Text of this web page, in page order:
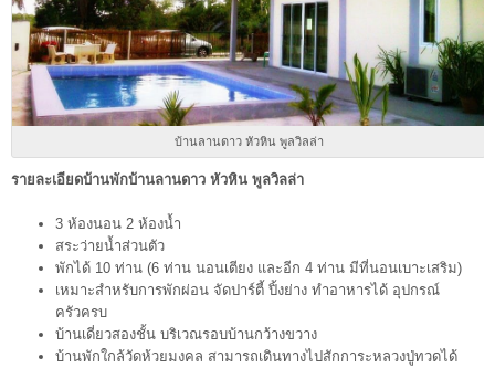
บ้านลานดาว หัวหิน พูลวิลล่า
รายละเอียดบ้านพักบ้านลานดาว หัวหิน พูลวิลล่า
3 ห้องนอน 2 ห้องน้ำ
สระว่ายน้ำส่วนตัว
พักได้ 10 ท่าน (6 ท่าน นอนเตียง และอีก 4 ท่าน มีที่นอนเบาะเสริม)
เหมาะสำหรับการพักผ่อน จัดปาร์ตี้ ปิ้งย่าง ทำอาหารได้ อุปกรณ์
ครัวครบ
บ้านเดี่ยวสองชั้น บริเวณรอบบ้านกว้างขวาง
บ้านพักใกล้วัดห้วยมงคล สามารถเดินทางไปสักการะหลวงปู่ทวดได้